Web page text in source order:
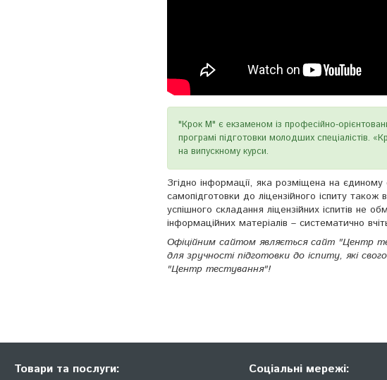
"Крок М" є екзаменом із професійно-
програмі підготовки молодших спеціалістів.
на випускному курси.
Згідно інформації, яка розміщена на
самопідготовки до ліцензійного іспиту
успішного складання ліцензійних іспитів не
інформаційних матеріалів – систематично
Офіційним сайтом являється сайт "Центр
для зручності підготовки до іспиту, які
"Центр тестування"!
Товари та послуги: Соціальні мережі: